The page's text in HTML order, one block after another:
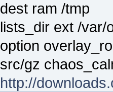
dest ram /tmp
lists_dir ext /var/
option
src/gz
http://